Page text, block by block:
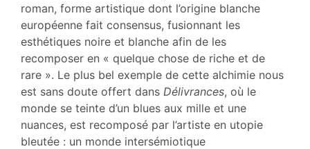
roman, forme artistique dont l’origine blanche
européenne fait consensus, fusionnant les
esthétiques noire et blanche afin de les
recomposer en « quelque chose de riche et de
rare ». Le plus bel exemple de cette alchimie nous
est sans doute offert dans Délivrances, où le
monde se teinte d’un blues aux mille et une
nuances, est recomposé par l’artiste en utopie
bleutée : un monde intersémiotique